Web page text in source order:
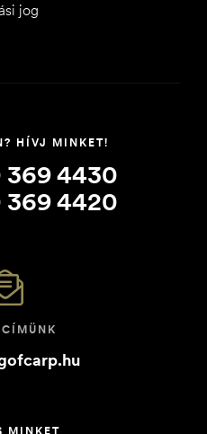
jog
HÍVJ MINKET!
369 4430
369 4420
MINKET